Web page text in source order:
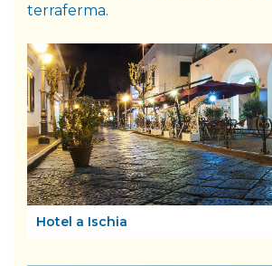
terraferma.
Hotel a Ischia